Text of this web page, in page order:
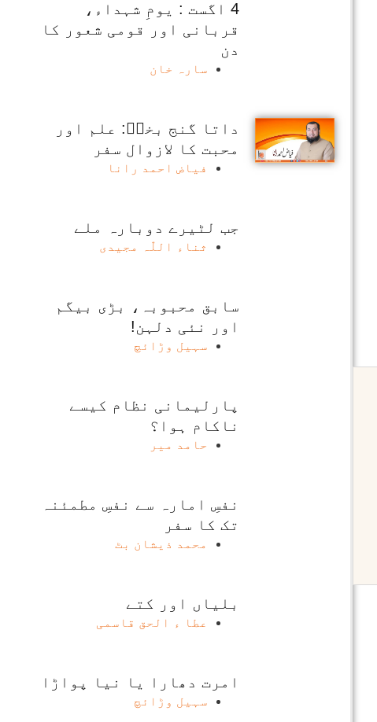
4 اگست : یومِ شہداء،
قربانی اور قومی شعور کا
دن
سارہ خان
داتا گنج بخشؒ: علم اور
محبت کا لازوال سفر
فیاض احمد رانا
جب لٹیرے دوبارہ ملے
ثناء اللّٰہ مجیدی
سابق محبوبہ، بڑی بیگم
اور نئی دلہن!
سہیل وڑائچ
پارلیمانی نظام کیسے
ناکام ہوا؟
حامد میر
نفسِ امارہ سے نفسِ مطمئنہ
تک کا سفر
محمد ذیشان بٹ
بلیاں اور کتے
عطا ء الحق قاسمی
امرت دھارا یا نیا پواڑا
سہیل وڑائچ